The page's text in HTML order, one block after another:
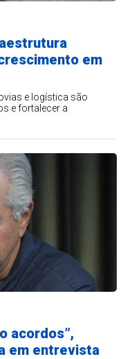
em
e logística são
e fortalecer a
acordos”,
em entrevista